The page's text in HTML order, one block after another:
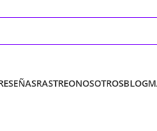
RASTREONOSOTROSBLOG